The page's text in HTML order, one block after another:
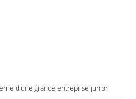
d'une grande entreprise junior